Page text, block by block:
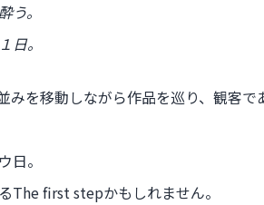
。
日。
みを移動しながら作品を巡り、観客で
日。
The first stepかもしれません。